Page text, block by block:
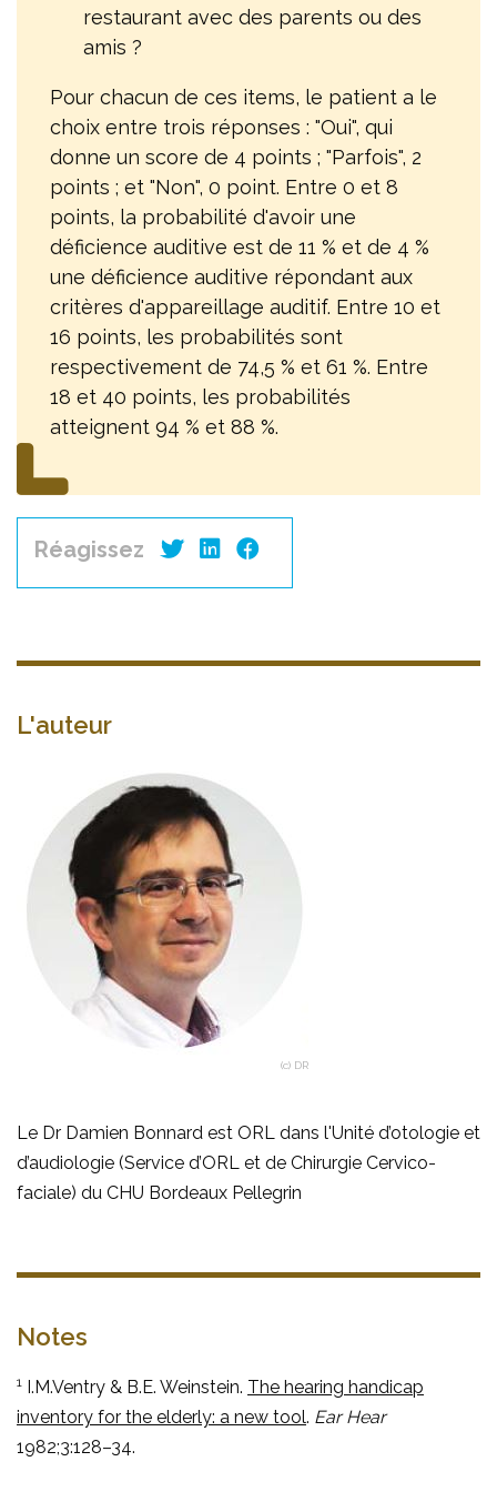
restaurant avec des parents ou des
amis ?
Pour chacun de ces items, le patient a le
choix entre trois réponses : "Oui", qui
donne un score de 4 points ; "Parfois", 2
points ; et "Non", 0 point. Entre 0 et 8
points, la probabilité d'avoir une
déficience auditive est de 11 % et de 4 %
une déficience auditive répondant aux
critères d'appareillage auditif. Entre 10 et
16 points, les probabilités sont
respectivement de 74,5 % et 61 %. Entre
18 et 40 points, les probabilités
atteignent 94 % et 88 %.
Réagissez
L'auteur
(c) DR
Le Dr Damien Bonnard est ORL dans l'Unité d’otologie et
d’audiologie (Service d’ORL et de Chirurgie Cervico-
faciale) du CHU Bordeaux Pellegrin
Notes
1 I.M.Ventry & B.E. Weinstein. The hearing handicap
inventory for the elderly: a new tool. Ear Hear
1982;3:128–34.